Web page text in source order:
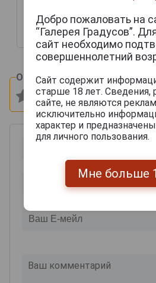
7 245 руб.
Оцените и напишите отзыв:
Добро пожаловать на
“Галерея Градусов”.
сайт необходимо
совершеннолетний
Сайт содержит
старше 18 лет.
сайте, не являются
исключительно
характер и
для личного пользования.
Мне больше